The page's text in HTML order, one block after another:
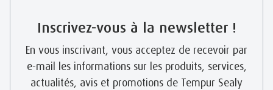
Inscrivez-vous à la newsletter !
En vous inscrivant, vous acceptez de recevoir par
e-mail les informations sur les produits, services,
actualités, avis et promotions de Tempur Sealy